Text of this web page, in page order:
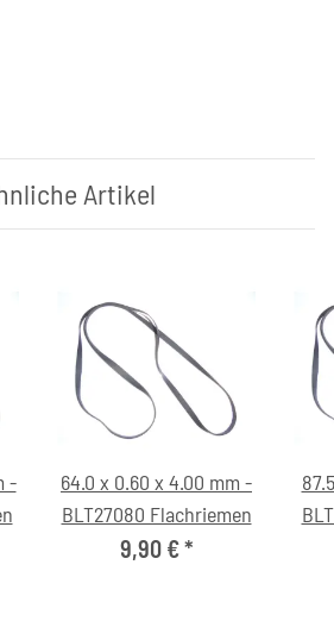
Artikel
-
64.0 x 0.60 x 4.00 mm -
BLT27080 Flachriemen
9,90 €*